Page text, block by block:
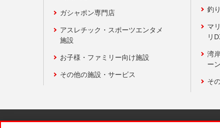
ガシャポン専門店
アスレチック・スポーツエンタメ
施設
お子様・ファミリー向け施設
その他の施設・サービス
釣
マ
リ
湾
ー
そ